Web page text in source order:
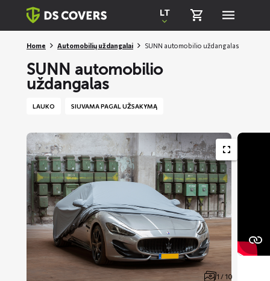
Skiplinks
LT
Home Automobilių uždangalai SUNN automobilio uždangalas
SUNN automobilio
uždangalas
LAUKO SIUVAMA PAGAL UŽSAKYMĄ
1 / 10